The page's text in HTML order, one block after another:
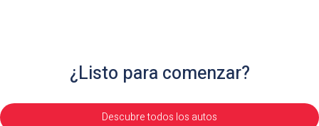
¿Listo para comenzar?
Descubre todos los autos